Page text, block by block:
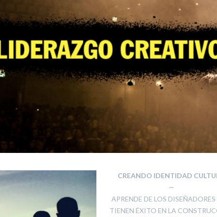
CREANDO IDENTIDAD
—
APRENDE DE LOS
TIENEN ÉXITO EN LA